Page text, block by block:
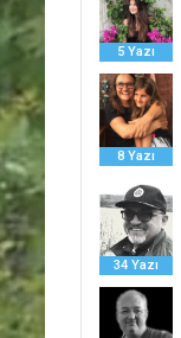
5 Yazı
8 Yazı
34 Yazı